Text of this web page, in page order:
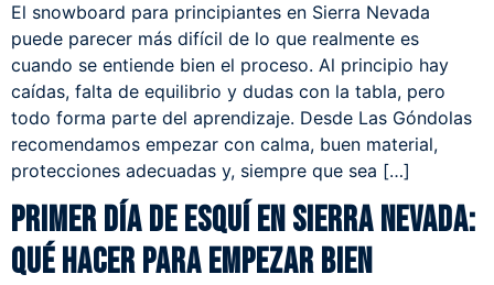
El snowboard para principiantes en Sierra Nevada
puede parecer más difícil de lo que realmente es
cuando se entiende bien el proceso. Al principio hay
caídas, falta de equilibrio y dudas con la tabla, pero
todo forma parte del aprendizaje. Desde Las Góndolas
recomendamos empezar con calma, buen material,
protecciones adecuadas y, siempre que sea […]
Primer día de esquí en Sierra Nevada:
qué hacer para empezar bien